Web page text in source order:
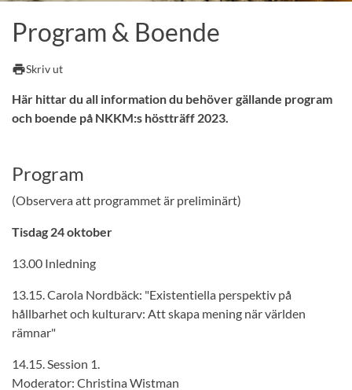
Program & Boende
printSkriv ut
Här hittar du all information du behöver gällande program
och boende på NKKM:s höstträff 2023.
Program
(Observera att programmet är preliminärt)
Tisdag 24 oktober
13.00 Inledning
13.15. Carola Nordbäck: "Existentiella perspektiv på
hållbarhet och kulturarv: Att skapa mening när världen
rämnar"
14.15. Session 1.
Moderator: Christina Wistman